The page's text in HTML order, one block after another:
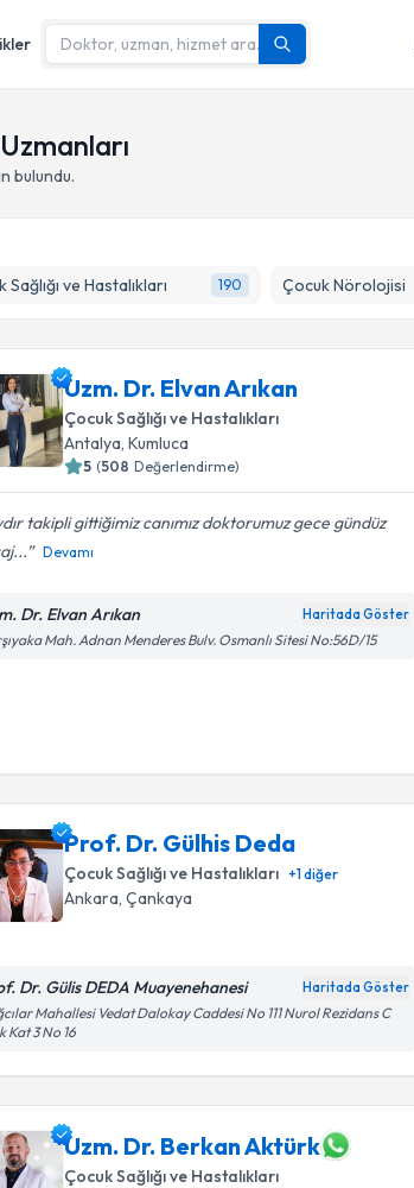
bulundu.
Sağlığı ve Hastalıkları 190 Çocuk Nörolojisi
Uzm. Dr. Elvan Arıkan
Çocuk Sağlığı ve Hastalıkları
Antalya,Kumluca
5 (508 Değerlendirme)
takipli gittiğimiz canımız doktorumuz️ gece gündüz
Devamı
Dr. Elvan Arıkan Haritada Göster
Mah. Adnan Menderes Bulv. Osmanlı Sitesi No:56D/15
Prof. Dr. Gülhis Deda
Çocuk Sağlığı ve Hastalıkları +1diğer
Ankara,Çankaya
Dr. Gülis DEDA Muayenehanesi Haritada Göster
Mahallesi Vedat Dalokay Caddesi No 111 Nurol Rezidans C
Kat 3 No 16
Uzm. Dr. Berkan Aktürk
Çocuk Sağlığı ve Hastalıkları